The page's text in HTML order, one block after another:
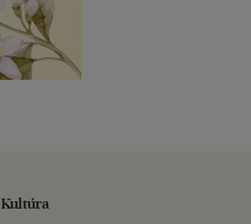
Kultúra